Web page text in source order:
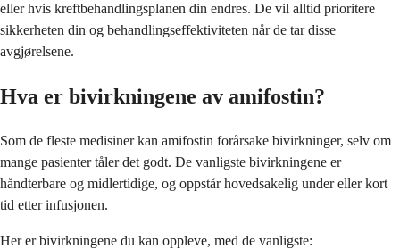
eller hvis kreftbehandlingsplanen din endres. De vil alltid prioritere
sikkerheten din og behandlingseffektiviteten når de tar disse
avgjørelsene.
Hva er bivirkningene av amifostin?
Som de fleste medisiner kan amifostin forårsake bivirkninger, selv om
mange pasienter tåler det godt. De vanligste bivirkningene er
håndterbare og midlertidige, og oppstår hovedsakelig under eller kort
tid etter infusjonen.
Her er bivirkningene du kan oppleve, med de vanligste: